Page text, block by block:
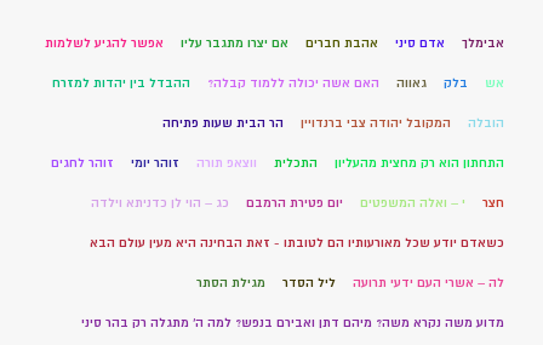
אבימלך אדם סיני אהבת חברים אם יצרו מתגבר עליו אפשר להגיע לשלמות
אש בלק גאווה האם אשה יכולה ללמוד קבלה? ההבדל בין יהדות למזרח
הובלה המקובל יהודה צבי ברנדויין הר הבית שעות פתיחה
התחתון הוא רק מחצית מהעליון התכלית ווצאפ תורה זוהר יומי זוהר לחגים
חצר י – ואלה המשפטים יום פטירת הרמבם כג – הוי לן כדניתא וילדה
כשאדם יודע שכל מאורעותיו הם לטובתו - זאת הבחינה היא מעין עולם הבא
לה – אשרי העם ידעי תרועה ליל הסדר מגילת הסתר
מדוע משה נקרא משה? מיהם דתן ואבירם בנפש? למה ה' מתגלה רק בהר סיני